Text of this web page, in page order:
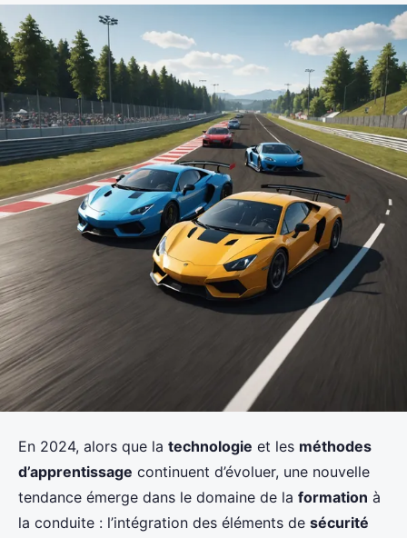
En 2024, alors que la technologie et les méthodes
d’apprentissage continuent d’évoluer, une nouvelle
tendance émerge dans le domaine de la formation à
la conduite : l’intégration des éléments de sécurité